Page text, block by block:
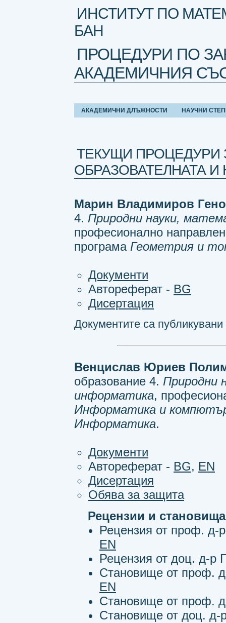
ИНСТИТУТ ПО
БАН
ПРОЦЕДУРИ ПО
АКАДЕМИЧНИЯ
АКАДЕМИЧНИ ДЛЪЖНОСТИ НАУЧНИ
ТЕКУЩИ ПРОЦЕДУРИ
ОБРАЗОВАТЕЛНАТА И
Марин Владимиров
4. Природни науки,
професионално
програма Геометрия и
Документи
Автореферат - BG
Дисертация
Документите са публикувани
Венцислав Юриев
образование 4. Природни
информатика,
Информатика и
Информатика.
Документи
Автореферат - BG, EN
Дисертация
Обява за защита
Рецензии и
Рецензия от проф. д-
EN
Рецензия от доц. д-
Становище от проф.
EN
Становище от проф.
Становище от доц.